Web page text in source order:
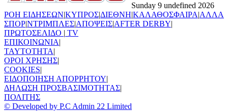
Sunday 9 undefined 2026
ΡΟΗ ΕΙΔΗΣΕΩΝ|ΚΥΠΡΟΣ|ΔΙΕΘΝΗ|ΚΑΛΑΘΟΣΦΑΙΡΑ|ΑΛΛΑ
ΣΠΟΡ|ΝΤΡΙΜΠΛΕΣ|ΑΠΟΨΕΙΣ|AFTER DERBY|
ΠΡΩΤΟΣΕΛΙΔΟ | TV
ΕΠΙΚΟΙΝΩΝΙΑ|
TAYTOTHTA|
ΟΡΟΙ ΧΡΗΣΗΣ|
COOKIES|
ΕΙΔΟΠΟΙΗΣΗ ΑΠΟΡΡΗΤΟΥ|
ΔΗΛΩΣΗ ΠΡΟΣΒΑΣΙΜΟΤΗΤΑΣ|
ΠΟΛΙΤΗΣ
© Developed by P.C Admin 22 Limited